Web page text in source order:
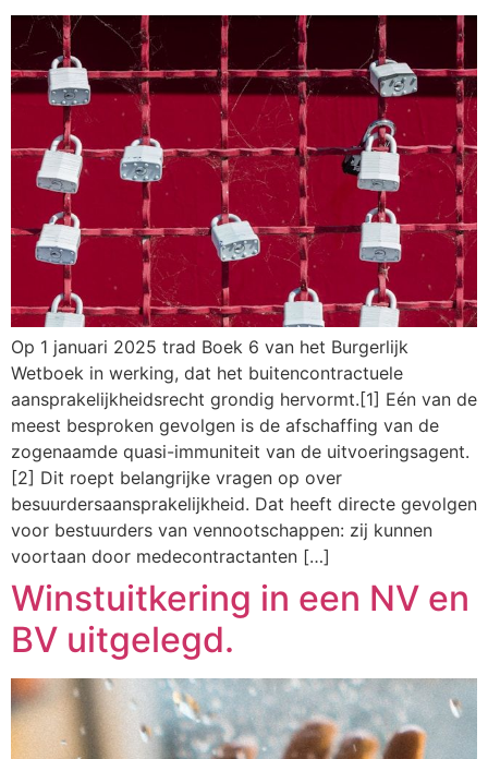
Op 1 januari 2025 trad Boek 6 van het Burgerlijk
Wetboek in werking, dat het buitencontractuele
aansprakelijkheidsrecht grondig hervormt.[1] Eén van de
meest besproken gevolgen is de afschaffing van de
zogenaamde quasi-immuniteit van de uitvoeringsagent.
[2] Dit roept belangrijke vragen op over
besuurdersaansprakelijkheid. Dat heeft directe gevolgen
voor bestuurders van vennootschappen: zij kunnen
voortaan door medecontractanten […]
Winstuitkering in een NV en
BV uitgelegd.